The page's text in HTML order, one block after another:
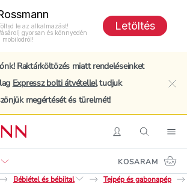
le az alkalmazást!
gyorsan és könnyedén
mobilodról!
Letöltés
Raktárköltözés miatt rendeléseinket
Expressz bolti átvételleltudjuk
megértését és türelmét!
BelépésKeresés
KOSARAM
Bébiétel és bébiital Tejpép és gabonapép